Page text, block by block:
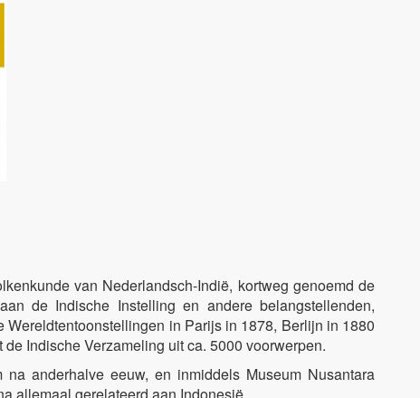
van Nederlandsch-Indië, kortweg genoemd de
de Indische Instelling en andere belangstellenden,
in Parijs in 1878, Berlijn in 1880
Indische Verzameling uit ca. 5000 voorwerpen.
anderhalve eeuw, en inmiddels Museum Nusantara